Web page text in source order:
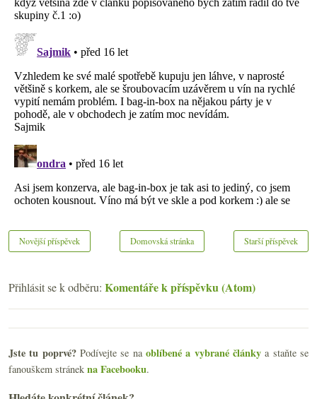
Novější příspěvek Starší příspěvek
Domovská stránka
Přihlásit se k odběru: Komentáře k příspěvku (Atom)
Jste tu poprvé?Podívejte se naoblíbené a vybrané články a staňte se
fanouškem stránek na Facebooku.